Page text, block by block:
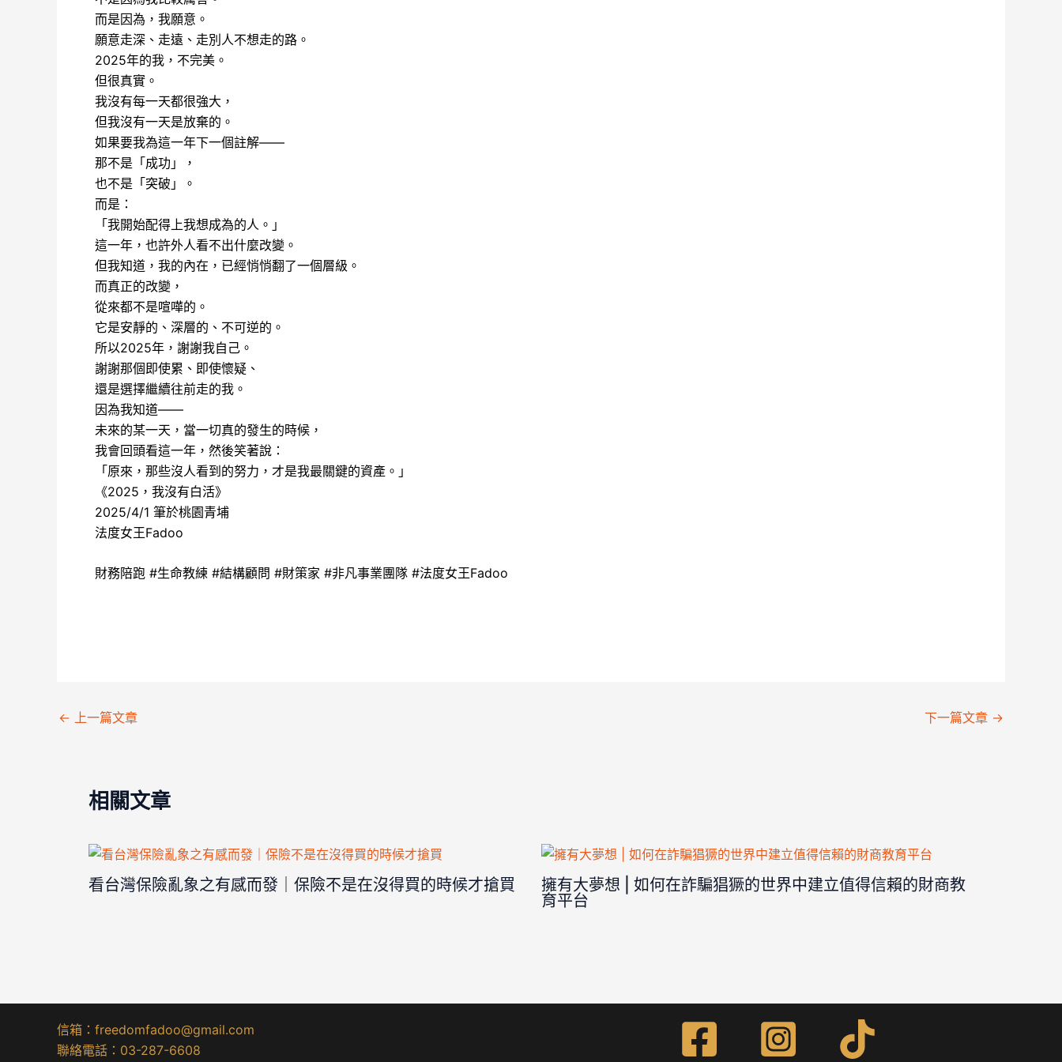
而是因為，我願意。
願意走深、走遠、走別人不想走的路。
2025年的我，不完美。
但很真實。
我沒有每一天都很強大，
但我沒有一天是放棄的。
如果要我為這一年下一個註解——
那不是「成功」，
也不是「突破」。
而是：
「我開始配得上我想成為的人。」
這一年，也許外人看不出什麼改變。
但我知道，我的內在，已經悄悄翻了一個層級。
而真正的改變，
從來都不是喧嘩的。
它是安靜的、深層的、不可逆的。
所以2025年，謝謝我自己。
謝謝那個即使累、即使懷疑、
還是選擇繼續往前走的我。
因為我知道——
未來的某一天，當一切真的發生的時候，
我會回頭看這一年，然後笑著說：
「原來，那些沒人看到的努力，才是我最關鍵的資產。」
《2025，我沒有白活》
2025/4/1 筆於桃園青埔
法度女王Fadoo
財務陪跑 #生命教練 #結構顧問 #財策家 #非凡事業團隊 #法度女王Fadoo
← 上一篇文章 下一篇文章 →
相關文章
看台灣保險亂象之有感而發｜保險不是在沒得買的時候才搶買
擁有大夢想 | 如何在詐騙猖獗的世界中建立值得信賴的財商教
育平台
信箱：freedomfadoo@gmail.com
聯絡電話：03-287-6608